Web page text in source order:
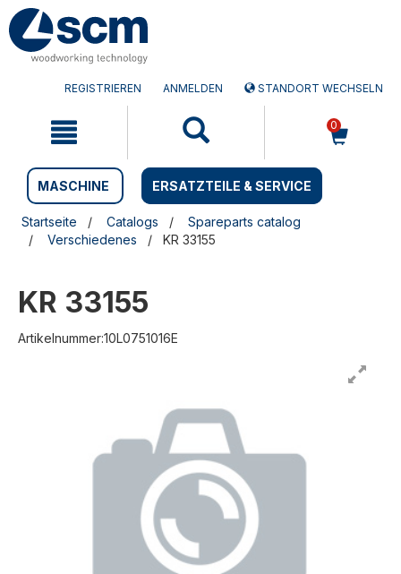
Zum
Inhalt
springen
Zum
Navigationsmen�
springen
REGISTRIEREN ANMELDEN STANDORT WECHSELN
0
MASCHINE ERSATZTEILE & SERVICE
Startseite Catalogs
Spareparts catalog
Verschiedenes
KR 33155
KR 33155
Artikelnummer:10L0751016E